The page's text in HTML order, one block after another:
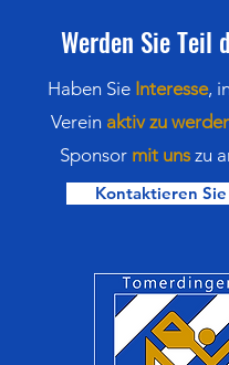
Werden Sie Teil
Haben Sie Interesse, in
Verein aktiv zu
Sponsor mit unszu
Kontaktieren